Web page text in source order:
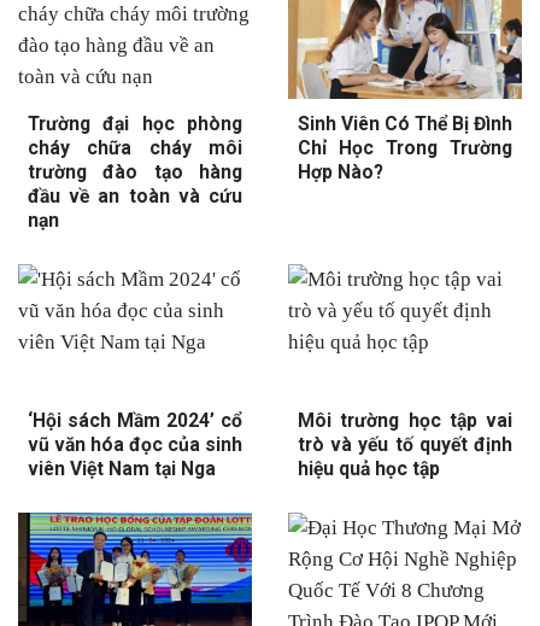
Trường đại học phòng
cháy chữa cháy môi
trường đào tạo hàng
đầu về an toàn và cứu
nạn
Sinh Viên Có Thể Bị Đình
Chỉ Học Trong Trường
Hợp Nào?
‘Hội sách Mầm 2024’ cổ
vũ văn hóa đọc của sinh
viên Việt Nam tại Nga
Môi trường học tập vai
trò và yếu tố quyết định
hiệu quả học tập